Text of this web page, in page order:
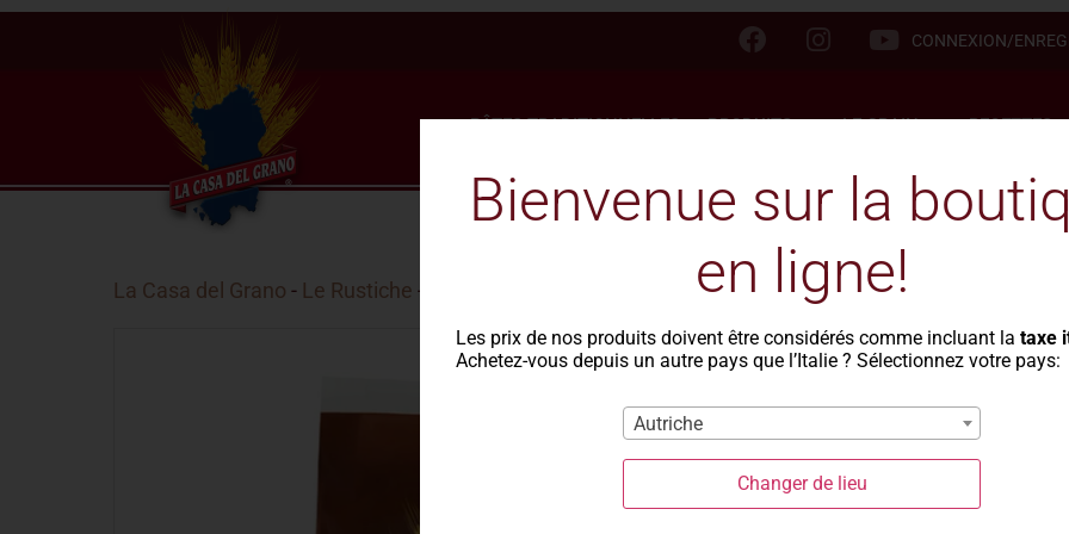
CONNEXION/
PÂTES TRADITIONNELLES PRODUITS LE GRAIN RECETTES
La Casa del Grano - Le Rustiche - Ondine rigate integrali
Bienvenue sur la
en ligne!
Les prix de nos produits doivent être considérés comme incluant la taxe
Achetez-vous depuis un autre pays que l’Italie ? Sélectionnez votre pays:
Autriche
Changer de lieu